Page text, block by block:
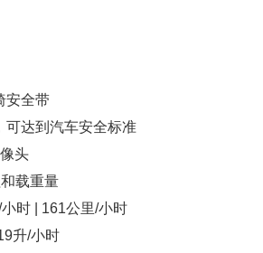
安全带
可达到汽车安全标准
头
载重量
时 | 161公里/小时
升/小时